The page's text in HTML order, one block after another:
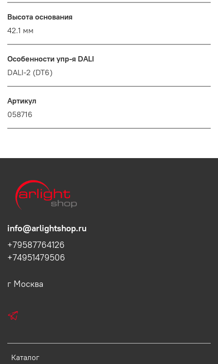
Высота основания
42.1 мм
Особенности упр-я DALI
DALI-2 (DT6)
Артикул
058716
Каталог
info@arlightshop.ru
+79587764126
+74951479506
г Москва